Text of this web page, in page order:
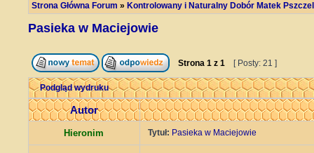
Strona Główna Forum » Kontrolowany i Naturalny Dobór Matek
Pasieka w Maciejowie
Strona 1 z 1 [ Posty: 21 ]
Podgląd wydruku
Autor
Hieronim Tytuł: Pasieka w Maciejowie